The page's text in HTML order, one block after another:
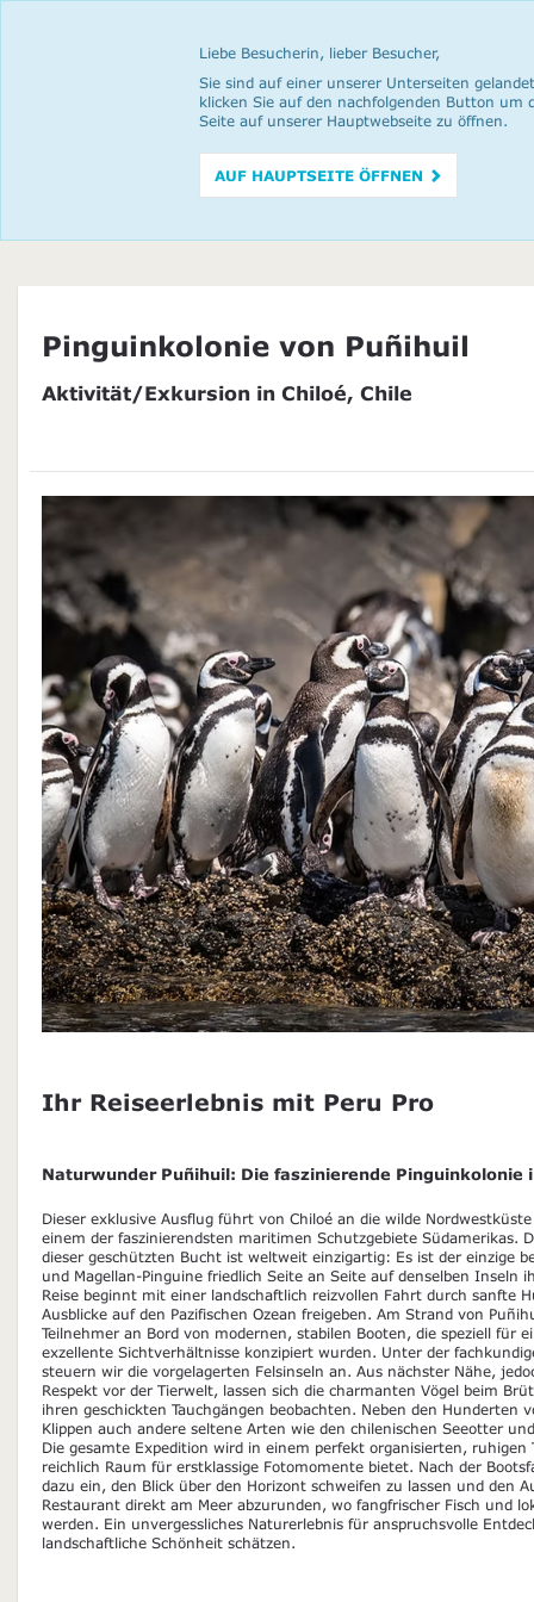
Liebe Besucherin, lieber Besucher,
Sie sind auf einer unserer Unterseiten
klicken Sie auf den nachfolgenden Button um
Seite auf unserer Hauptwebseite zu öffnen.
AUF HAUPTSEITE ÖFFNEN
Pinguinkolonie von Puñihuil
Aktivität/Exkursion in Chiloé, Chile
Ihr Reiseerlebnis mit Peru Pro
Naturwunder Puñihuil: Die faszinierende Pinguinkolonie
Dieser exklusive Ausflug führt von Chiloé an die wilde
einem der faszinierendsten maritimen Schutzgebiete Südamerikas.
dieser geschützten Bucht ist weltweit einzigartig: Es ist der einzige
und Magellan-Pinguine friedlich Seite an Seite auf denselben Inseln
Reise beginnt mit einer landschaftlich reizvollen Fahrt durch sanfte
Ausblicke auf den Pazifischen Ozean freigeben. Am Strand von
Teilnehmer an Bord von modernen, stabilen Booten, die speziell für
exzellente Sichtverhältnisse konzipiert wurden. Unter der
steuern wir die vorgelagerten Felsinseln an. Aus nächster Nähe,
Respekt vor der Tierwelt, lassen sich die charmanten Vögel beim
ihren geschickten Tauchgängen beobachten. Neben den Hunderten
Klippen auch andere seltene Arten wie den chilenischen Seeotter
Die gesamte Expedition wird in einem perfekt organisierten, ruhigen
reichlich Raum für erstklassige Fotomomente bietet. Nach der
dazu ein, den Blick über den Horizont schweifen zu lassen und den
Restaurant direkt am Meer abzurunden, wo fangfrischer Fisch und
werden. Ein unvergessliches Naturerlebnis für anspruchsvolle
landschaftliche Schönheit schätzen.